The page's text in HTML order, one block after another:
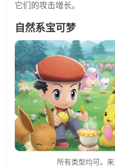
它们的攻击增长。
自然系宝可梦
所有类型均可。来